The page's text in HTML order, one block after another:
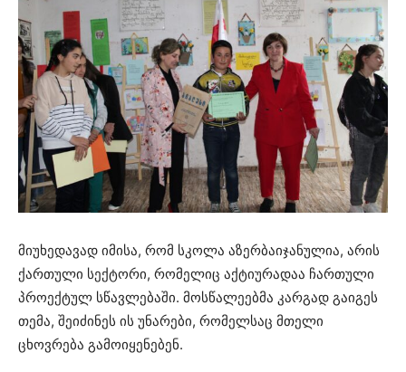
მიუხედავად იმისა, რომ სკოლა აზერბაიჯანულია, არის
ქართული სექტორი, რომელიც აქტიურადაა ჩართული
პროექტულ სწავლებაში. მოსწალეებმა კარგად გაიგეს
თემა, შეიძინეს ის უნარები, რომელსაც მთელი
ცხოვრება გამოიყენებენ.